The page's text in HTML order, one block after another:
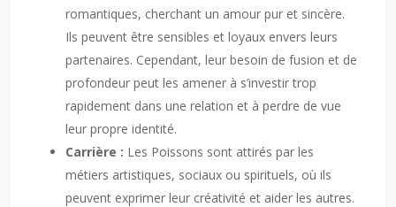
romantiques, cherchant un amour pur et sincère.
Ils peuvent être sensibles et loyaux envers leurs
partenaires. Cependant, leur besoin de fusion et de
profondeur peut les amener à s’investir trop
rapidement dans une relation et à perdre de vue
leur propre identité.
Carrière : Les Poissons sont attirés par les
métiers artistiques, sociaux ou spirituels, où ils
peuvent exprimer leur créativité et aider les autres.